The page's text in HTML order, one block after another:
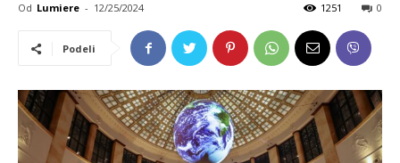
Od Lumiere - 12/25/2024 0
1251
Podeli